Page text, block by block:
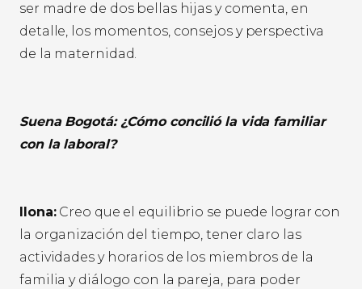
ser madre de dos bellas hijas y comenta, en
detalle, los momentos, consejos y perspectiva
de la maternidad.
Suena Bogotá: ¿Cómo concilió la vida familiar
con la laboral?
Ilona:Creo que el equilibrio se puede lograr con
la organización del tiempo, tener claro las
actividades y horarios de los miembros de la
familia y diálogo con la pareja, para poder